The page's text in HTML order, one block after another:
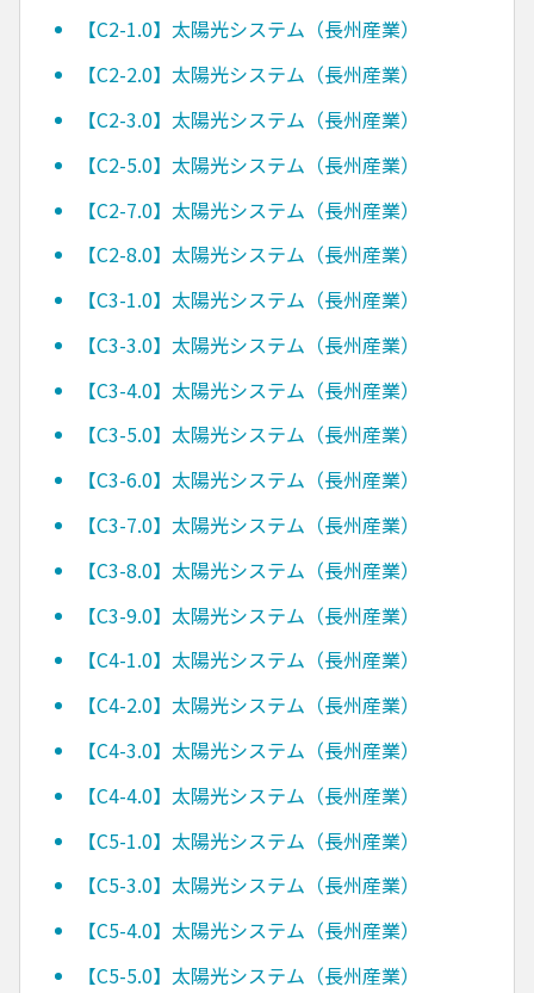
【C2-1.0】太陽光システム（長州産業）
【C2-2.0】太陽光システム（長州産業）
【C2-3.0】太陽光システム（長州産業）
【C2-5.0】太陽光システム（長州産業）
【C2-7.0】太陽光システム（長州産業）
【C2-8.0】太陽光システム（長州産業）
【C3-1.0】太陽光システム（長州産業）
【C3-3.0】太陽光システム（長州産業）
【C3-4.0】太陽光システム（長州産業）
【C3-5.0】太陽光システム（長州産業）
【C3-6.0】太陽光システム（長州産業）
【C3-7.0】太陽光システム（長州産業）
【C3-8.0】太陽光システム（長州産業）
【C3-9.0】太陽光システム（長州産業）
【C4-1.0】太陽光システム（長州産業）
【C4-2.0】太陽光システム（長州産業）
【C4-3.0】太陽光システム（長州産業）
【C4-4.0】太陽光システム（長州産業）
【C5-1.0】太陽光システム（長州産業）
【C5-3.0】太陽光システム（長州産業）
【C5-4.0】太陽光システム（長州産業）
【C5-5.0】太陽光システム（長州産業）